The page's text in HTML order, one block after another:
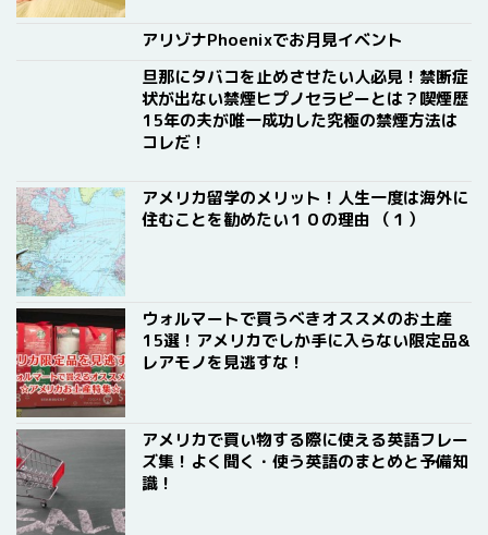
アリゾナPhoenixでお月見イベント
旦那にタバコを止めさせたい人必見！禁断症
状が出ない禁煙ヒプノセラピーとは？喫煙歴
15年の夫が唯一成功した究極の禁煙方法は
コレだ！
アメリカ留学のメリット！人生一度は海外に
住むことを勧めたい１０の理由 （１）
ウォルマートで買うべきオススメのお土産
15選！アメリカでしか手に入らない限定品&
レアモノを見逃すな！
アメリカで買い物する際に使える英語フレー
ズ集！よく聞く・使う英語のまとめと予備知
識！